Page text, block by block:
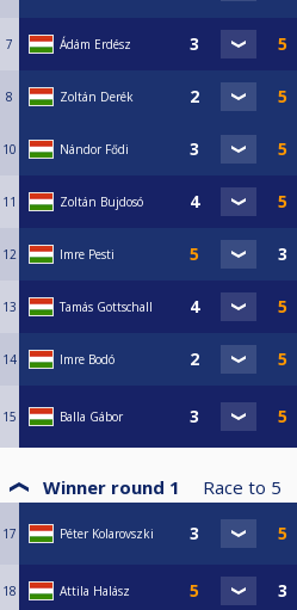
7 Ádám Erdész
8 Zoltán Derék
10 Nándor Fődi
11 Zoltán Bujdosó
12 Imre Pesti
13 Tamás Gottschall
14 Imre Bodó
15 Balla Gábor
Winner round 1 Race to 5
17 Péter Kolarovszki
18 Attila Halász